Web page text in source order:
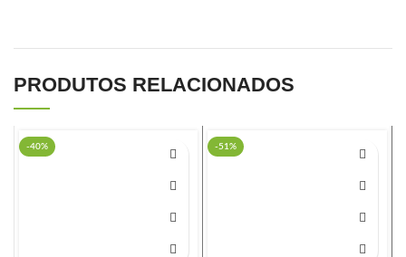
PRODUTOS RELACIONADOS
-40% -51%